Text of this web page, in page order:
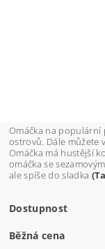
Omáčka na populární
ostrovů. Dále můžete
Omáčka má hustější
omáčka se
ale spíše do sladka
Dostupnost
Běžná cena